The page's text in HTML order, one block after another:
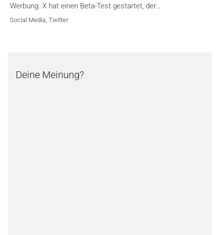
Werbung. X hat einen Beta-Test gestartet, der…
Social Media Twitter
Deine Meinung?